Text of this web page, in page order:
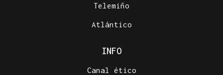
Telemiño
Atlántico
INFO
Canal ético